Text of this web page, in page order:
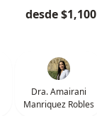
desde $1,100
Dra. Amairani
Manriquez Robles